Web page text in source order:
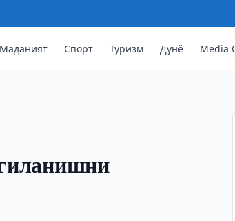
Маданият Спорт Туризм Дунё Media